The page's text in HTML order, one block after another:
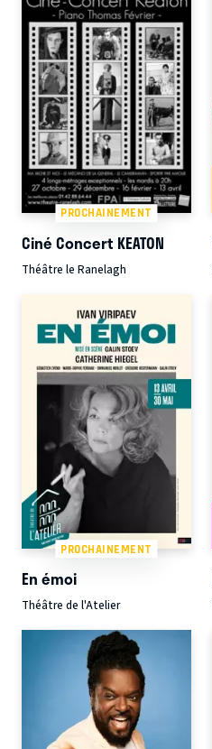
PROCHAINEMENT
Ciné Concert KEATON
Théâtre le Ranelagh
PROCHAINEMENT
En émoi
Théâtre de l'Atelier